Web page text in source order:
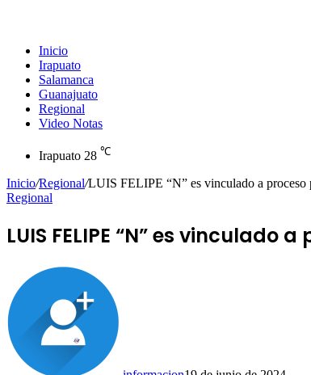
Inicio
Irapuato
Salamanca
Guanajuato
Regional
Video Notas
Irapuato 28 ℃
Inicio/Regional/LUIS FELIPE “N” es vinculado a proceso
Regional
LUIS FELIPE “N” es